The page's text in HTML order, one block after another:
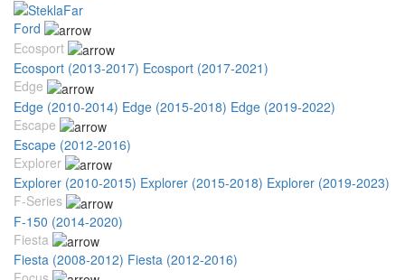
Ford
Ecosport
Ecosport (2013-2017) Ecosport (2017-2021)
Edge
Edge (2010-2014) Edge (2015-2018) Edge (2019-2022)
Escape
Escape (2012-2016)
Explorer
Explorer (2010-2015) Explorer (2015-2018) Explorer (2019-2023)
F-Series
F-150 (2014-2020)
Fiesta
Fiesta (2008-2012) Fiesta (2012-2016)